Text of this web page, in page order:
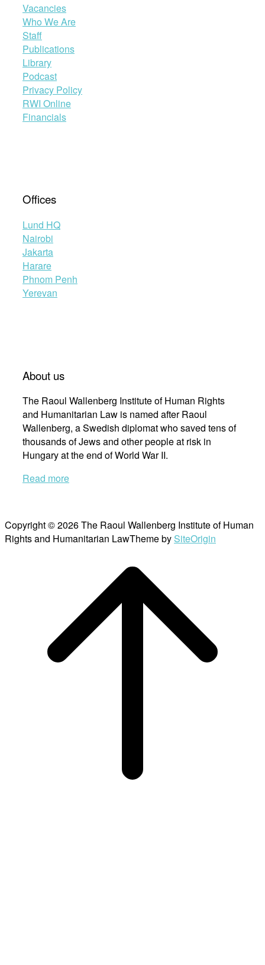
Vacancies
Who We Are
Staff
Publications
Library
Podcast
Privacy Policy
RWI Online
Financials
Offices
Lund HQ
Nairobi
Jakarta
Harare
Phnom Penh
Yerevan
About us
The Raoul Wallenberg Institute of Human Rights
and Humanitarian Law is named after Raoul
Wallenberg, a Swedish diplomat who saved tens of
thousands of Jews and other people at risk in
Hungary at the end of World War II.
Read more
Copyright © 2026 The Raoul Wallenberg Institute of Human
Rights and Humanitarian LawTheme by SiteOrigin